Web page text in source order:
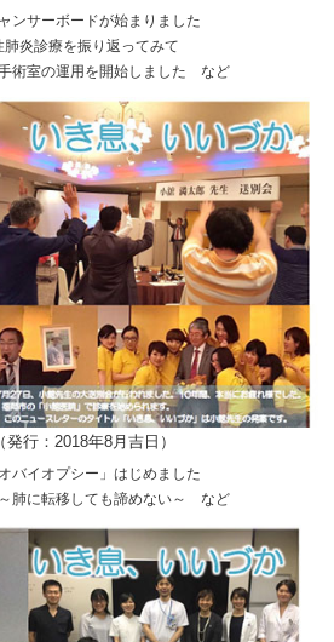
ンサーボードが始まりました
肺炎診療を振り返ってみて
手術室の運用を開始しました など
発行：2018年8月吉日）
バイオプシー」はじめました
～肺に転移しても諦めない～ など